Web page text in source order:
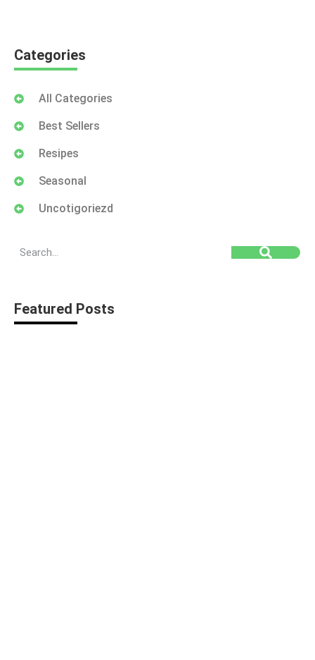
Categories
All Categories
Best Sellers
Resipes
Seasonal
Uncotigoriezd
Featured Posts